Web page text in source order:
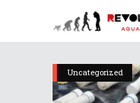
Uncategorized